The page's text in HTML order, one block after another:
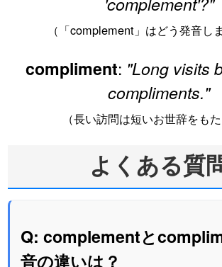
（「complement」はどう発音し
compliment: "Long visits
compliments."
（長い訪問は短いお世辞をもた
よくある質
Q: complementと
音の違いは？